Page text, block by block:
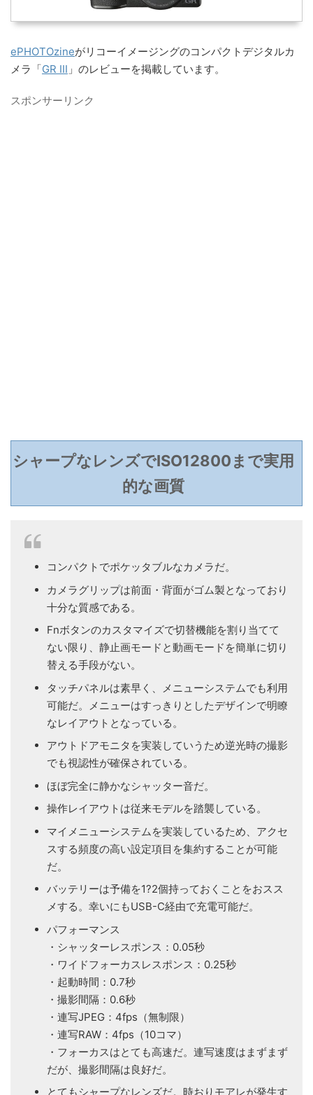
ePHOTOzineがリコーイメージングのコンパクトデジタルカ
メラ「GR III 」のレビューを掲載しています。
スポンサーリンク
シャープなレンズでISO12800まで実用
的な画質
コンパクトでポケッタブルなカメラだ。
カメラグリップは前面・背面がゴム製となっており
十分な質感である。
Fnボタンのカスタマイズで切替機能を割り当てて
ない限り、静止画モードと動画モードを簡単に切り
替える手段がない。
タッチパネルは素早く、メニューシステムでも利用
可能だ。メニューはすっきりとしたデザインで明瞭
なレイアウトとなっている。
アウトドアモニタを実装していうため逆光時の撮影
でも視認性が確保されている。
ほぼ完全に静かなシャッター音だ。
操作レイアウトは従来モデルを踏襲している。
マイメニューシステムを実装しているため、アクセ
スする頻度の高い設定項目を集約することが可能
だ。
バッテリーは予備を1?2個持っておくことをおスス
メする。幸いにもUSB-C経由で充電可能だ。
パフォーマンス
・シャッターレスポンス：0.05秒
・ワイドフォーカスレスポンス：0.25秒
・起動時間：0.7秒
・撮影間隔：0.6秒
・連写JPEG：4fps（無制限）
・連写RAW：4fps（10コマ）
・フォーカスはとても高速だ。連写速度はまずまず
だが、撮影間隔は良好だ。
とてもシャープなレンズだ。時おりモアレが発生す